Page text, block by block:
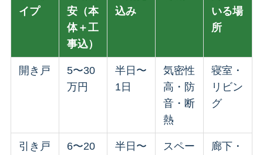
イプ
安（本
体＋工
事込）
込み
いる場
所
開き戸
5〜30
万円
半日〜
1日
気密性
高・防
音・断
熱
寝室・
リビン
グ
引き戸
6〜20
半日〜
スペー
廊下・